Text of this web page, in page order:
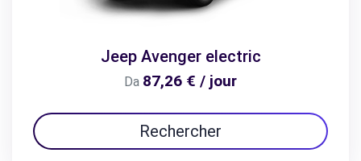
Jeep Avenger electric
Da 87,26 € / jour
Rechercher